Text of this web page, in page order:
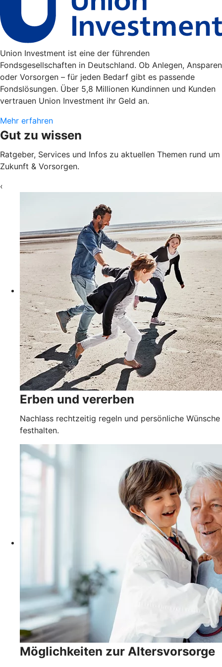
Union Investment ist eine der führenden
Fondsgesellschaften in Deutschland. Ob Anlegen, Ansparen
oder Vorsorgen – für jeden Bedarf gibt es passende
Fondslösungen. Über 5,8 Millionen Kundinnen und Kunden
vertrauen Union Investment ihr Geld an.
Mehr erfahren
Gut zu wissen
Ratgeber, Services und Infos zu aktuellen Themen rund um
Zukunft & Vorsorgen.
‹
Erben und vererben
Nachlass rechtzeitig regeln und persönliche Wünsche
festhalten.
Möglichkeiten zur Altersvorsorge